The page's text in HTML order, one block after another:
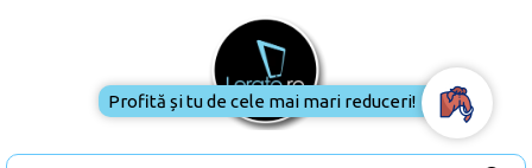
Profită și tu de cele mai mari reduceri!